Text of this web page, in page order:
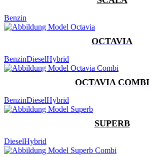
Benzin
OCTAVIA
BenzinDieselHybrid
OCTAVIA COMBI
BenzinDieselHybrid
SUPERB
DieselHybrid